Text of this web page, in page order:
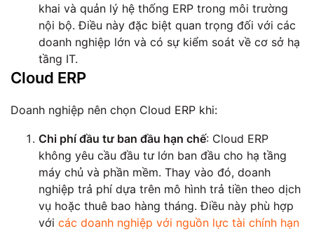
khai và quản lý hệ thống ERP trong môi trường
nội bộ. Điều này đặc biệt quan trọng đối với các
doanh nghiệp lớn và có sự kiểm soát về cơ sở hạ
tầng IT.
Cloud ERP
Doanh nghiệp nên chọn Cloud ERP khi:
Chi phí đầu tư ban đầu hạn chế: Cloud ERP
không yêu cầu đầu tư lớn ban đầu cho hạ tầng
máy chủ và phần mềm. Thay vào đó, doanh
nghiệp trả phí dựa trên mô hình trả tiền theo dịch
vụ hoặc thuê bao hàng tháng. Điều này phù hợp
với các doanh nghiệp với nguồn lực tài chính hạn